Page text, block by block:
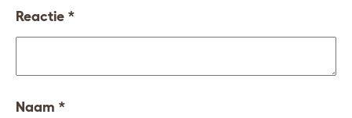
Reactie *
Naam *